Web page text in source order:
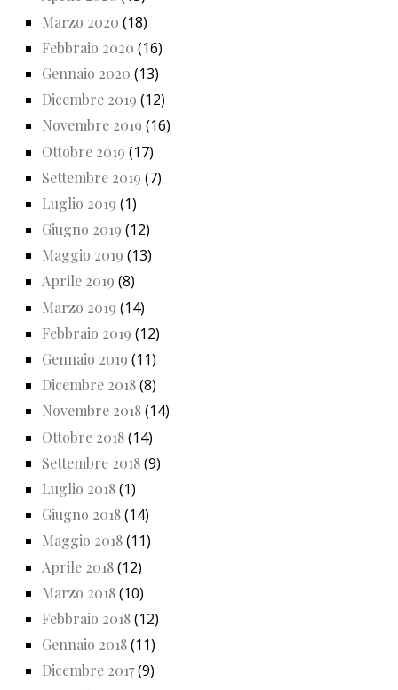
Marzo 2020 (18)
Febbraio 2020 (16)
Gennaio 2020 (13)
Dicembre 2019 (12)
Novembre 2019 (16)
Ottobre 2019 (17)
Settembre 2019 (7)
Luglio 2019 (1)
Giugno 2019 (12)
Maggio 2019 (13)
Aprile 2019 (8)
Marzo 2019 (14)
Febbraio 2019 (12)
Gennaio 2019 (11)
Dicembre 2018(8)
Novembre 2018(14)
Ottobre 2018(14)
Settembre 2018(9)
Luglio 2018(1)
Giugno 2018(14)
Maggio 2018(11)
Aprile 2018(12)
Marzo 2018(10)
Febbraio 2018(12)
Gennaio 2018(11)
Dicembre 2017(9)